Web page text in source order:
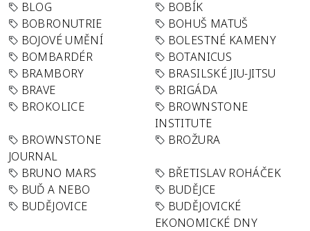
BLOG
BOBÍK
BOBRONUTRIE
BOHUŠ MATUŠ
BOJOVÉ UMĚNÍ
BOLESTNÉ KAMENY
BOMBARDÉR
BOTANICUS
BRAMBORY
BRASILSKÉ JIU-JITSU
BRAVE
BRIGÁDA
BROKOLICE
BROWNSTONE
INSTITUTE
BROWNSTONE
JOURNAL
BROŽURA
BRUNO MARS
BŘETISLAV ROHÁČEK
BUĎ A NEBO
BUDĚJCE
BUDĚJOVICE
BUDĚJOVICKÉ
EKONOMICKÉ DNY